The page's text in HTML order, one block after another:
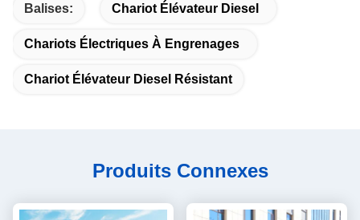
Balises: Chariot Élévateur Diesel
Chariots Électriques À Engrenages
Chariot Élévateur Diesel Résistant
Produits Connexes